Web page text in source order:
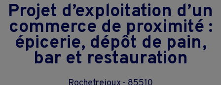
Projet d’exploitation d’un
commerce de proximité :
épicerie, dépôt de pain,
bar et restauration